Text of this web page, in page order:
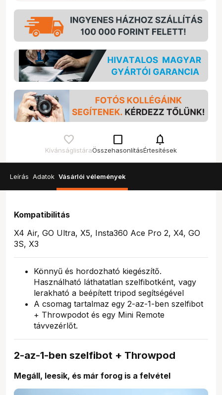
Kívánságlistára
check_box_outline_blank
Összehasonlítás
notifications
Értesítések
Leírás Adatok Vásárlói vélemények
Kompatibilitás
X4 Air, GO Ultra, X5, Insta360 Ace Pro 2, X4, GO
3S, X3
Könnyű és hordozható kiegészítő.
Használható láthatatlan szelfibotként, vagy
lerakható a beépített tripod segítségével
A csomag tartalmaz egy 2-az-1-ben szelfibot
+ Throwpodot és egy Mini Remote
távvezérlőt.
2-az-1-ben szelfibot + Throwpod
Megáll, leesik, és már forog is a felvétel